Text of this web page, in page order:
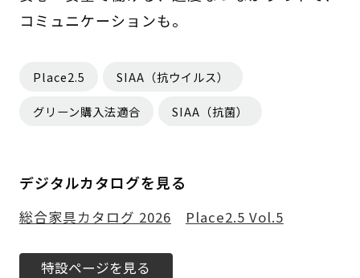
コミュニケーションも。
Place2.5 SIAA（抗ウイルス）
グリーン購入法適合 SIAA（抗菌）
デジタルカタログを見る
総合家具カタログ 2026 Place2.5 Vol.5
特設ページを見る